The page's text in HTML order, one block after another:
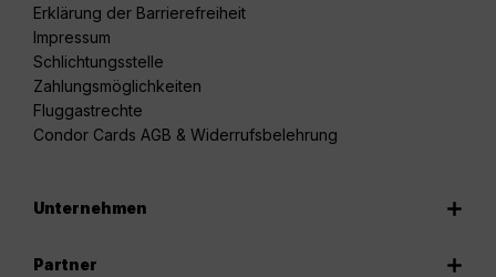
Erklärung der Barrierefreiheit
Impressum
Schlichtungsstelle
Zahlungsmöglichkeiten
Fluggastrechte
Condor Cards AGB & Widerrufsbelehrung
Unternehmen
Partner